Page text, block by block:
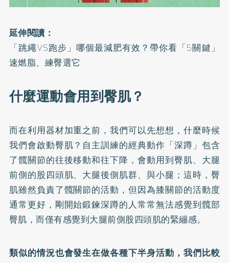
延伸閱讀：
「跳繩VS跑步」哪個最減肥有效？帶你看「5關鍵」
速燃脂、練臀選它
什麼運動會用到臀肌？
而在利用器材加重之前，我們可以先想想，什麼時候
我們會啟動臀肌？自主訓練的經典動作「深蹲」包含
了髖關節的往後移動和往下降，會動用到臀肌、大腿
前側的股四頭肌、大腿後側肌群、與小腿；這時，臀
肌雖然負責了髖關節的活動，但因為膝關節的活動度
通常更好，剛開始鍛鍊深蹲的人常常無法感覺到髖部
臀肌，而僅有感覺到大腿前側股四頭肌的緊繃感。
類似的情況也會發生在做各種下半身活動，我們比較